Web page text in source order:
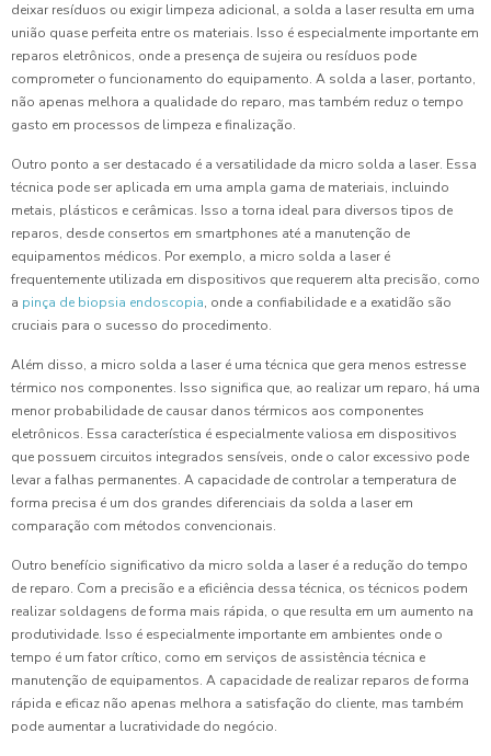
deixar resíduos ou exigir limpeza adicional, a solda a laser resulta em uma
união quase perfeita entre os materiais. Isso é especialmente importante em
reparos eletrônicos, onde a presença de sujeira ou resíduos pode
comprometer o funcionamento do equipamento. A solda a laser, portanto,
não apenas melhora a qualidade do reparo, mas também reduz o tempo
gasto em processos de limpeza e finalização.
Outro ponto a ser destacado é a versatilidade da micro solda a laser. Essa
técnica pode ser aplicada em uma ampla gama de materiais, incluindo
metais, plásticos e cerâmicas. Isso a torna ideal para diversos tipos de
reparos, desde consertos em smartphones até a manutenção de
equipamentos médicos. Por exemplo, a micro solda a laser é
frequentemente utilizada em dispositivos que requerem alta precisão, como
a pinça de biopsia endoscopia, onde a confiabilidade e a exatidão são
cruciais para o sucesso do procedimento.
Além disso, a micro solda a laser é uma técnica que gera menos estresse
térmico nos componentes. Isso significa que, ao realizar um reparo, há uma
menor probabilidade de causar danos térmicos aos componentes
eletrônicos. Essa característica é especialmente valiosa em dispositivos
que possuem circuitos integrados sensíveis, onde o calor excessivo pode
levar a falhas permanentes. A capacidade de controlar a temperatura de
forma precisa é um dos grandes diferenciais da solda a laser em
comparação com métodos convencionais.
Outro benefício significativo da micro solda a laser é a redução do tempo
de reparo. Com a precisão e a eficiência dessa técnica, os técnicos podem
realizar soldagens de forma mais rápida, o que resulta em um aumento na
produtividade. Isso é especialmente importante em ambientes onde o
tempo é um fator crítico, como em serviços de assistência técnica e
manutenção de equipamentos. A capacidade de realizar reparos de forma
rápida e eficaz não apenas melhora a satisfação do cliente, mas também
pode aumentar a lucratividade do negócio.